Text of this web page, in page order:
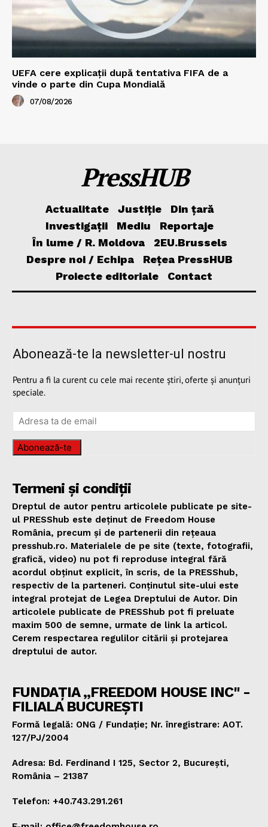
UEFA cere explicații după tentativa FIFA de a
vinde o parte din Cupa Mondială
07/08/2026
PressHUB
Actualitate Justiție
Din țară
Investigații
Mediu
Reportaje
În lume / R. Moldova
2EU.Brussels
Despre noi / Echipa
Rețea PressHUB
Proiecte editoriale
Contact
Abonează-te la newsletter-ul nostru
Pentru a fi la curent cu cele mai recente știri, oferte și anunțuri
speciale.
Abonează-te
Termeni și condiții
Dreptul de autor pentru articolele publicate pe site-
ul PRESShub este deținut de Freedom House
România, precum și de partenerii din rețeaua
presshub.ro. Materialele de pe site (texte, fotografii,
grafică, video) nu pot fi reproduse integral fără
acordul obținut explicit, în scris, de la PRESShub,
respectiv de la parteneri. Conținutul site-ului este
integral protejat de Legea Dreptului de Autor. Din
articolele publicate de PRESShub pot fi preluate
maxim 500 de semne, urmate de link la articol.
Cerem respectarea regulilor citării și protejarea
dreptului de autor.
FUNDAȚIA „FREEDOM HOUSE INC" -
FILIALA BUCUREȘTI
Formă legală: ONG / Fundație; Nr. înregistrare: AOT.
127/PJ/2004
Adresa: Bd. Ferdinand I 125, Sector 2, București,
România – 21387
Telefon: +40.743.291.261